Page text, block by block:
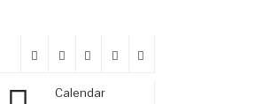
Calendar